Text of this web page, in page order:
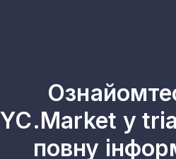
YC.Market у
повну